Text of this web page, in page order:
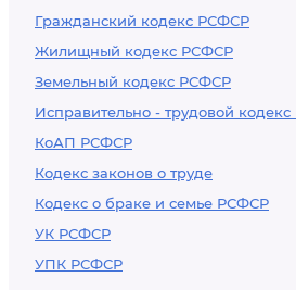
Гражданский кодекс РСФСР
Жилищный кодекс РСФСР
Земельный кодекс РСФСР
Исправительно - трудовой
КоАП РСФСР
Кодекс законов о труде
Кодекс о браке и семье РСФСР
УК РСФСР
УПК РСФСР